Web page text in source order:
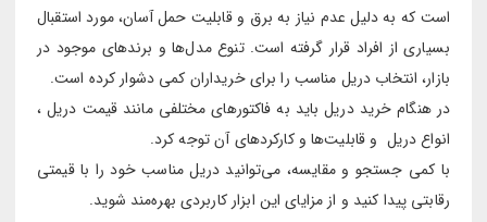
است که به دلیل عدم نیاز به برق و قابلیت حمل آسان، مورد استقبال
بسیاری از افراد قرار گرفته است. تنوع مدل‌ها و برندهای موجود در
بازار، انتخاب دریل مناسب را برای خریداران کمی دشوار کرده است.
در هنگام خرید دریل باید به فاکتورهای مختلفی مانند قیمت دریل ،
انواع دریل و قابلیت‌ها و کارکردهای آن توجه کرد.
با کمی جستجو و مقایسه، می‌توانید دریل مناسب خود را با قیمتی
رقابتی پیدا کنید و از مزایای این ابزار کاربردی بهره‌مند شوید.